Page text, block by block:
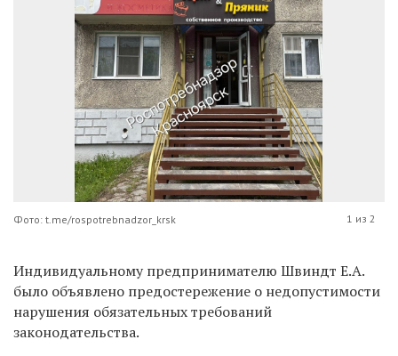
Фото: t.me/rospotrebnadzor_krsk 1 из 2
Индивидуальному предпринимателю Швиндт Е.А.
было объявлено предостережение о недопустимости
нарушения обязательных требований
законодательства.